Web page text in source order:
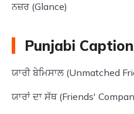
ਨਜ਼ਰ (Glance)
Punjabi
ਯਾਰੀ ਬੇਮਿਸਾਲ (Unmatched
ਯਾਰਾਂ ਦਾ ਸੱਥ (Friends'